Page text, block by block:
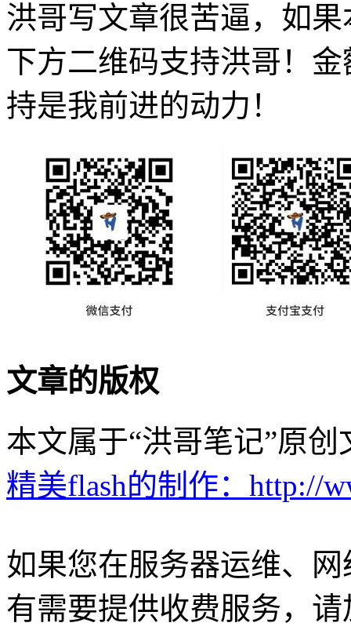
洪哥写文章很苦逼，如
下方二维码支持洪哥！
持是我前进的动力！
文章的版权
本文属于“洪哥笔记”原
精美flash的制作：http://
如果您在服务器运维、
有需要提供收费服务，